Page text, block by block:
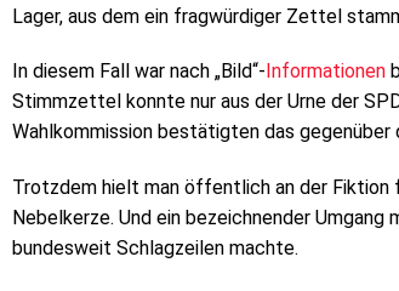
Lager, aus dem ein fragwürdiger Zettel
In diesem Fall war nach „Bild“- Informationen
Stimmzettel konnte nur aus der Urne der
Wahlkommission bestätigten das gegenüber
Trotzdem hielt man öffentlich an der Fiktion
Nebelkerze. Und ein bezeichnender
bundesweit Schlagzeilen machte.